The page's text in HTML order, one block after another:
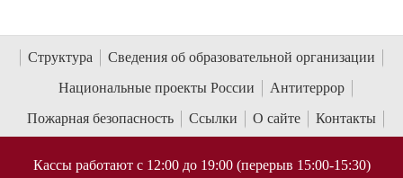
Структура
Сведения об образовательной организации
Национальные проекты России
Антитеррор
Пожарная безопасность
Ссылки О сайте Контакты
Кассы работают с 12:00 до 19:00 (перерыв 15:00-15:30)